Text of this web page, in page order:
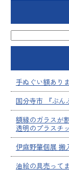
手ぬぐい額あり
国分寺市 『ぶん
額縁のガラスが
透明のプラスチ
伊庭野肇個展 搬
油絵の具売って